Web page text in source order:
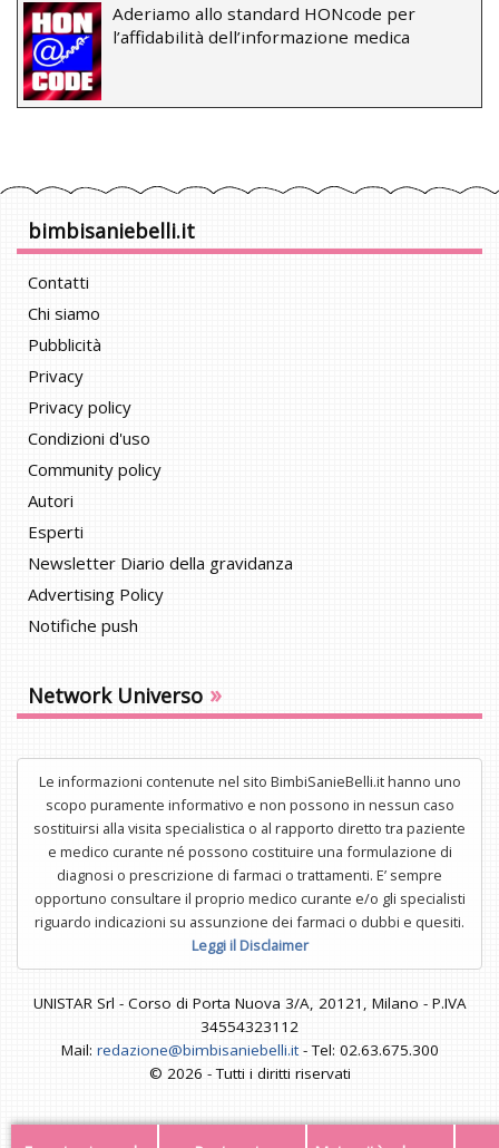
Aderiamo allo standard HONcode per
l’affidabilità dell’informazione medica
bimbisaniebelli.it
Contatti
Chi siamo
Pubblicità
Privacy
Privacy policy
Condizioni d'uso
Community policy
Autori
Esperti
Newsletter Diario della gravidanza
Advertising Policy
Notifiche push
Network Universo »
Le informazioni contenute nel sito BimbiSanieBelli.it hanno uno
scopo puramente informativo e non possono in nessun caso
sostituirsi alla visita specialistica o al rapporto diretto tra paziente
e medico curante né possono costituire una formulazione di
diagnosi o prescrizione di farmaci o trattamenti. E’ sempre
opportuno consultare il proprio medico curante e/o gli specialisti
riguardo indicazioni su assunzione dei farmaci o dubbi e quesiti.
Leggi il Disclaimer
UNISTAR Srl - Corso di Porta Nuova 3/A, 20121, Milano - P.IVA
34554323112
Mail: redazione@bimbisaniebelli.it- Tel: 02.63.675.300
© 2026 - Tutti i diritti riservati